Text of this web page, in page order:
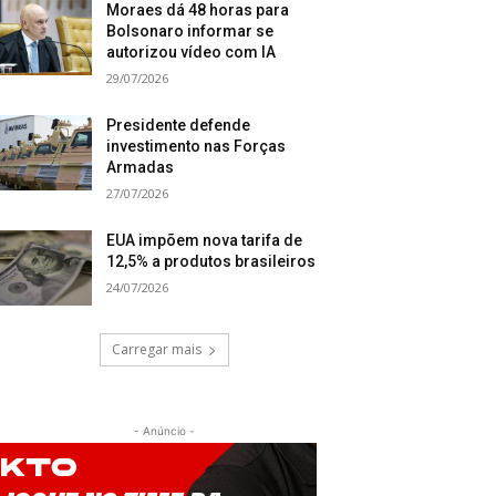
Moraes dá 48 horas para
Bolsonaro informar se
autorizou vídeo com IA
29/07/2026
Presidente defende
investimento nas Forças
Armadas
27/07/2026
EUA impõem nova tarifa de
12,5% a produtos brasileiros
24/07/2026
Carregar mais
- Anúncio -